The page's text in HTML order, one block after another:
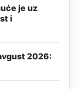
je uz
i
2026: